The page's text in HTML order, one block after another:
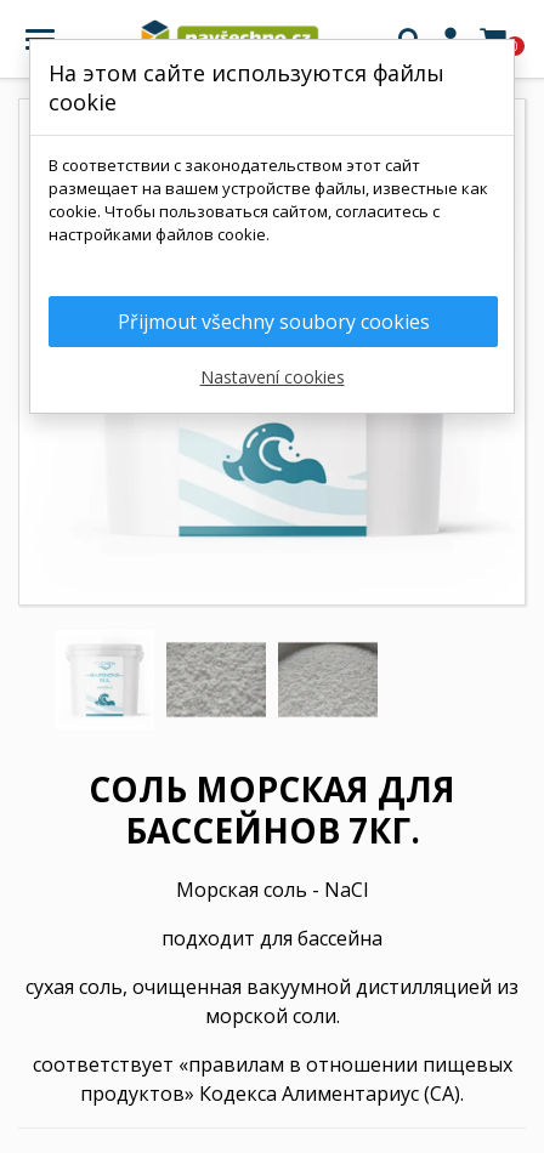
 0
СОЛЬ МОРСКАЯ ДЛЯ
БАССЕЙНОВ 7КГ.
Морская соль - NaCl
подходит для бассейна
сухая соль, очищенная вакуумной дистилляцией из
морской соли.
соответствует «правилам в отношении пищевых
продуктов» Кодекса Алиментариус (CA).
На этом сайте используются файлы
cookie
В соответствии с законодательством этот сайт
размещает на вашем устройстве файлы, известные как
cookie. Чтобы пользоваться сайтом, согласитесь с
настройками файлов cookie.
Přijmout všechny soubory cookies
Nastavení cookies